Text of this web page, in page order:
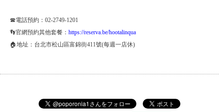
☎電話預約：02-2749-1201
👣官網預約其他套餐： https://reserva.be/hootalinqua
🏠地址：台北市松山區富錦街411號(每週一店休)